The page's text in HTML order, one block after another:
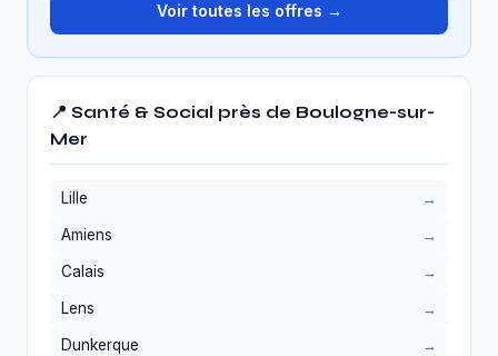
Voir toutes les offres →
📍 Santé & Social près de Boulogne-sur-
Mer
Lille
Amiens
Calais
Lens
Dunkerque